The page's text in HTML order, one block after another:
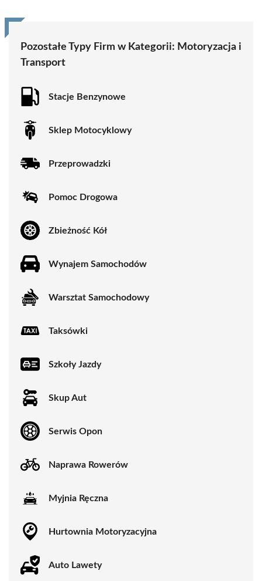
Pozostałe Typy Firm w Kategorii: Motoryzacja i
Transport
Stacje Benzynowe
Sklep Motocyklowy
Przeprowadzki
Pomoc Drogowa
Zbieżność Kół
Wynajem Samochodów
Warsztat Samochodowy
Taksówki
Szkoły Jazdy
Skup Aut
Serwis Opon
Naprawa Rowerów
Myjnia Ręczna
Hurtownia Motoryzacyjna
Auto Lawety